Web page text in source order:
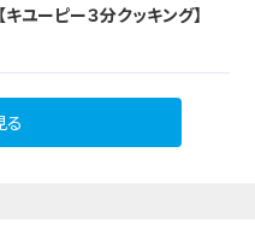
キユーピー３分クッキング】
る